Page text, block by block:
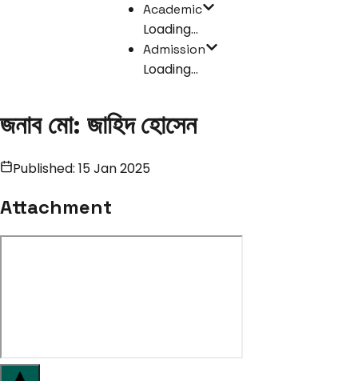
Academic
Loading...
Admission
Loading...
জনাব মো: জাহিদ হোসেন
Published: 15 Jan 2025
Attachment